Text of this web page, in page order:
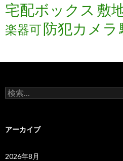
宅配ボックス 敷
楽器可防犯カメラ
検
索:
アーカイブ
2026年8月